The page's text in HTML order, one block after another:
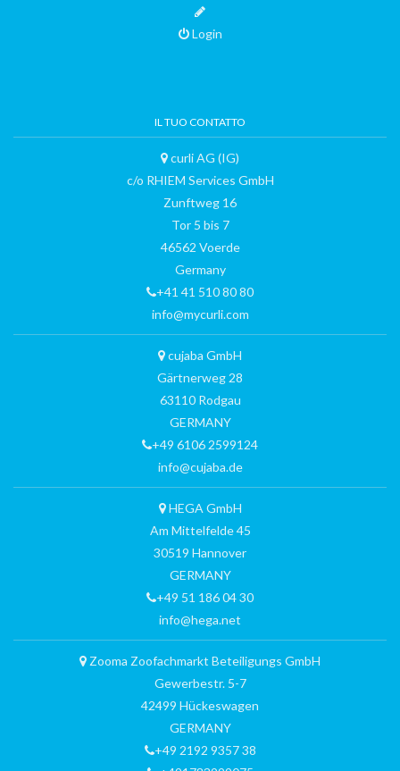
Login
IL TUO CONTATTO
curli AG (IG)
c/o RHIEM Services GmbH
Zunftweg 16
Tor 5 bis 7
46562 Voerde
Germany
+41 41 510 80 80
info@mycurli.com
cujaba GmbH
Gärtnerweg 28
63110 Rodgau
GERMANY
+49 6106 2599124
info@cujaba.de
HEGA GmbH
Am Mittelfelde 45
30519 Hannover
GERMANY
+49 51 186 04 30
info@hega.net
Zooma Zoofachmarkt Beteiligungs GmbH
Gewerbestr. 5-7
42499 Hückeswagen
GERMANY
+49 2192 9357 38